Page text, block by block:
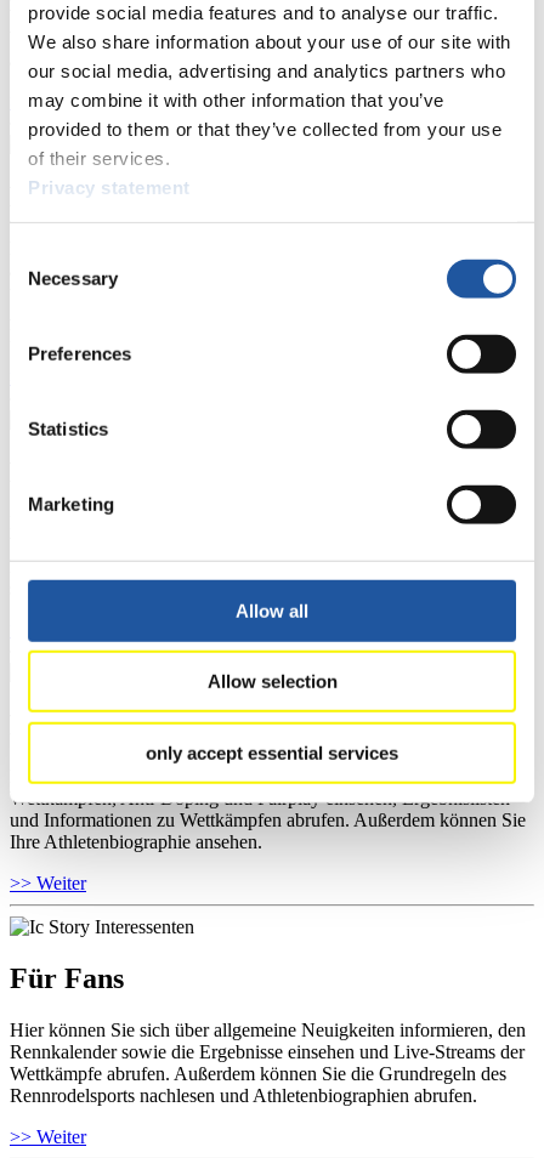
provide social media features and to analyse our traffic.
We also share information about your use of our site with
our social media, advertising and analytics partners who
may combine it with other information that you’ve
provided to them or that they’ve collected from your use
of their services.
Privacy statement
Selection
Necessary
Preferences
Statistics
Marketing
Allow all
Allow selection
only accept essential services
Wettkämpfen. Außerdem können Sie Ihre Medienakkreditierung
beantragen, die Grundregeln des Rennrodelsports einsehen und
allgemeine Neuigkeiten einholen.
>> Weiter
Für Nationale Verbände
aktuelle Regelwerk sowie Richtlinien zu Wettkämpfen, Anti-Doping
und Fairplay nachlesen, auf Athletenbiographien zugreifen,
Hier können Sie das aktuelle Regelwerk sowie Richtlinien zu
Kontaktpersonen für Wettkämpfe und Sponsoren informieren,
sowie Informationen über Wettkämpfe abrufen.
Für Athleten
Hier können Sie das aktuelle Regelwerk sowie Richtlinien zu
Wettkämpfen, Anti-Doping und Fairplay einsehen, Ergebnislisten
und Informationen zu Wettkämpfen abrufen. Außerdem können Sie
Ihre Athletenbiographie ansehen.
>> Weiter
Für Fans
Hier können Sie sich über allgemeine Neuigkeiten informieren, den
Rennkalender sowie die Ergebnisse einsehen und Live-Streams der
Wettkämpfe abrufen. Außerdem können Sie die Grundregeln des
Rennrodelsports nachlesen und Athletenbiographien abrufen.
>> Weiter